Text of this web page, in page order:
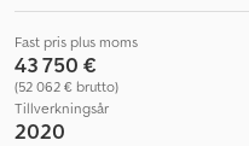
Fast pris plus moms
43 750 €
(52 062 € brutto)
Tillverkningsår
2020